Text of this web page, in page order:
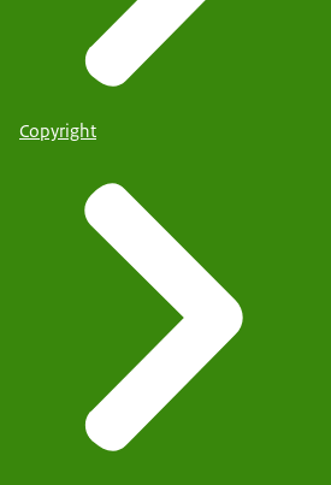
Copyright